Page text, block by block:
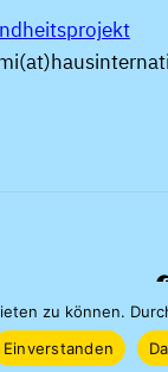
Facebook
zu können.
Einverstanden